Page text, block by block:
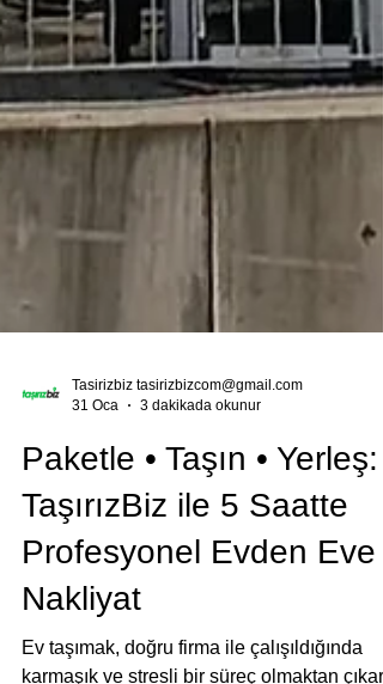
Tasirizbiz tasirizbizcom@gmail.com
31 Oca
3 dakikada okunur
Paketle • Taşın • Yerleş:
TaşırızBiz ile 5 Saatte
Profesyonel Evden Eve